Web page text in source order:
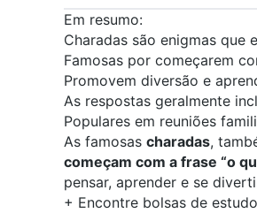
Em resumo:
Charadas são enigmas que
Famosas por começarem
Promovem diversão e
As respostas geralmente
Populares em reuniões
As famosas charadas,
começam com a frase “o
pensar, aprender e se
+ Encontre bolsas de